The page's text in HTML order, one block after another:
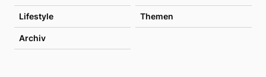
Lifestyle Themen
Archiv